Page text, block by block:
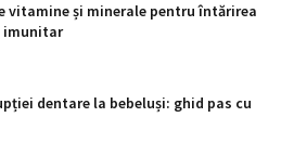
vitamine și minerale pentru întărirea
imunitar
dentare la bebeluși: ghid pas cu